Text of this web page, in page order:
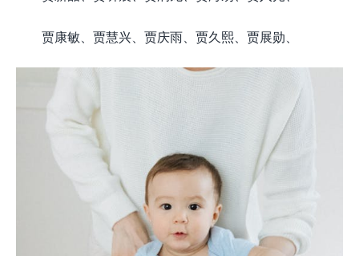
贾康敏、贾慧兴、贾庆雨、贾久熙、贾展勋、